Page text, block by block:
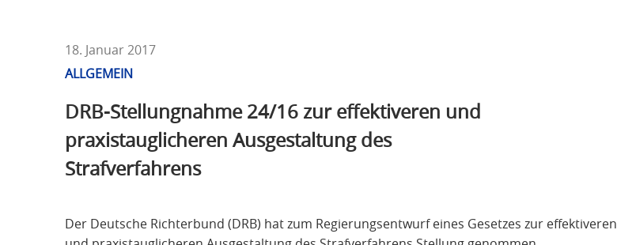
18. Januar 2017
ALLGEMEIN
DRB-Stellungnahme 24/16 zur effektiveren und
praxistauglicheren Ausgestaltung des
Strafverfahrens
Der Deutsche Richterbund (DRB) hat zum Regierungsentwurf eines Gesetzes zur effektiveren